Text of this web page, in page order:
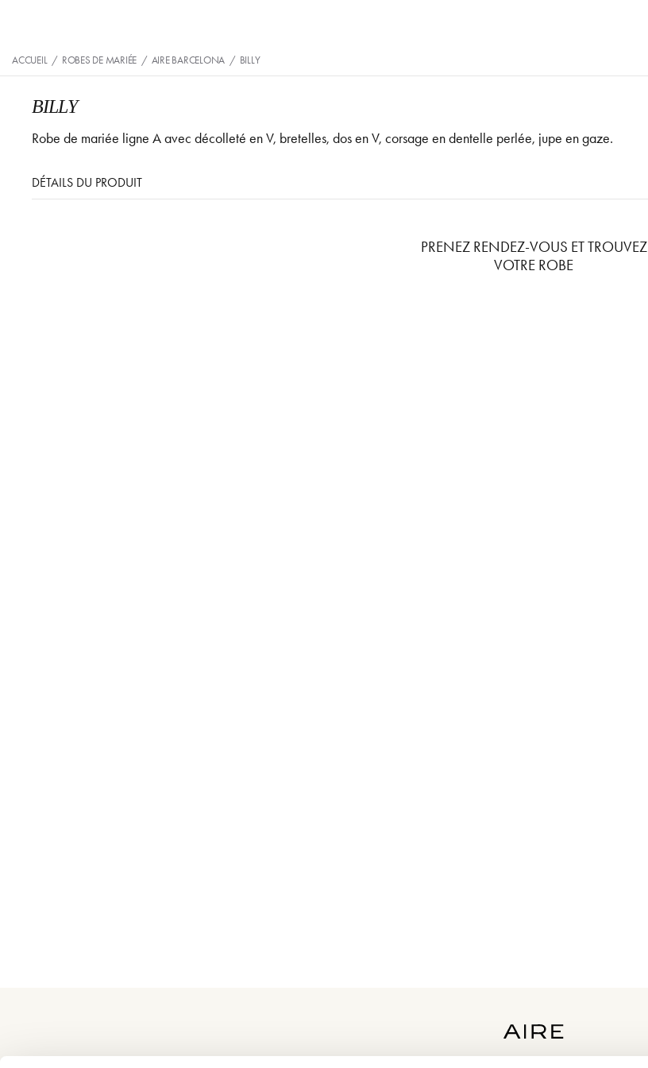
ACCUEIL / ROBES DE MARIÉE / AIRE BARCELONA / BILLY
BILLY
Robe de mariée ligne A avec décolleté en V, bretelles, dos en V, corsage en dentelle perlée, jupe en gaze.
DÉTAILS DU PRODUIT
PRENEZ RENDEZ-VOUS ET TROUVEZ
VOTRE ROBE